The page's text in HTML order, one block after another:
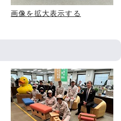
画像を拡大表示する